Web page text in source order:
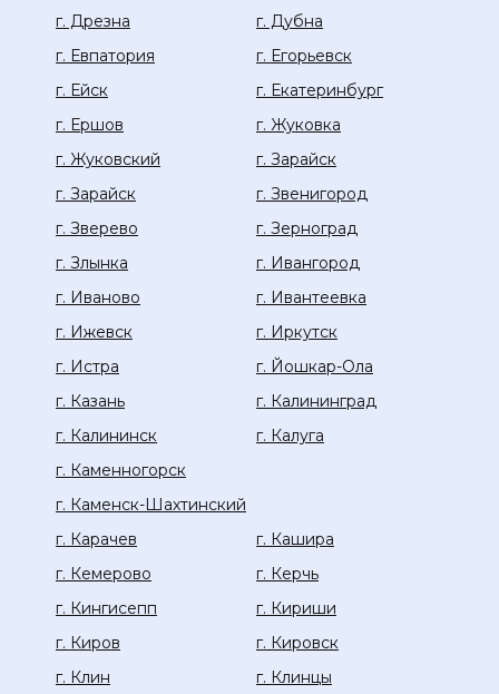
г. Дрезна
г. Дубна
г. Евпатория
г. Егорьевск
г. Ейск
г. Екатеринбург
г. Ершов
г. Жуковка
г. Жуковский
г. Зарайск
г. Зарайск
г. Звенигород
г. Зверево
г. Зерноград
г. Злынка
г. Ивангород
г. Иваново
г. Ивантеевка
г. Ижевск
г. Иркутск
г. Истра
г. Йошкар-Ола
г. Казань
г. Калининград
г. Калининск
г. Калуга
г. Каменногорск
г. Каменск-Шахтинский
г. Карачев
г. Кашира
г. Кемерово
г. Керчь
г. Кингисепп
г. Кириши
г. Киров
г. Кировск
г. Клин
г. Клинцы